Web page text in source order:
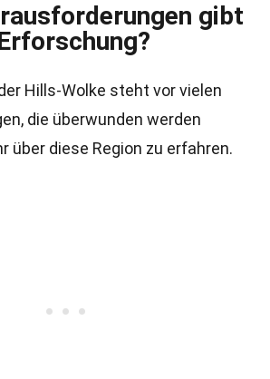
gibt
Hills-Wolke steht vor vielen
die überwunden werden
über diese Region zu erfahren.